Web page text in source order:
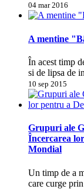
04 mar 2016
A mentine
În acest timp
si de lipsa de
10 sep 2015
Grupuri ale
Încercarea
Mondial
Un timp de a
care curge